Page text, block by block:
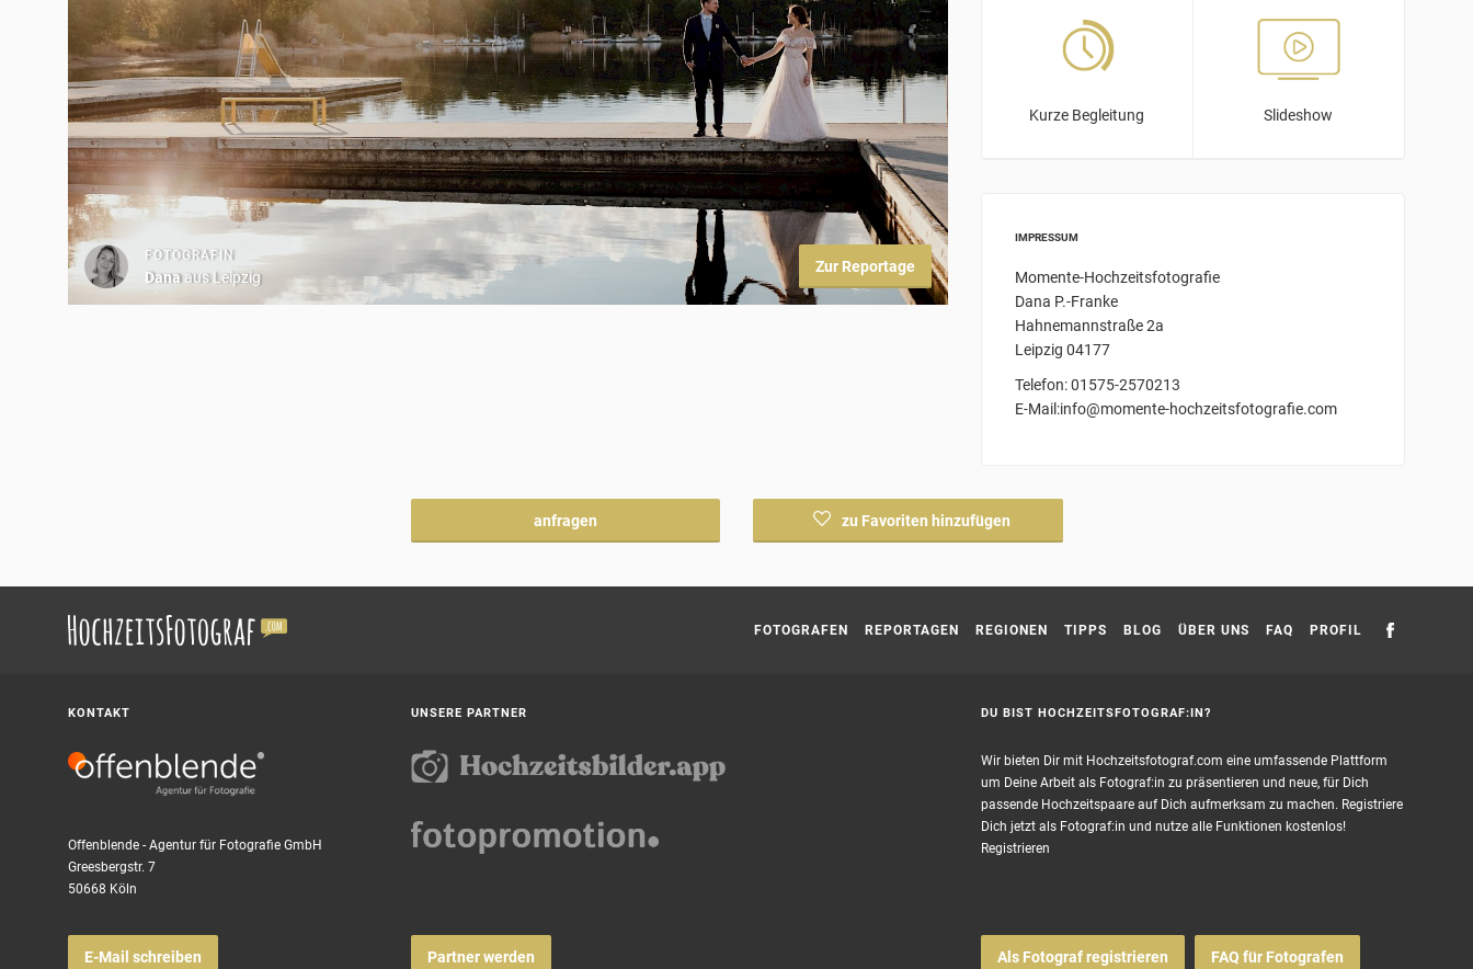
Zur Reportage
FOTOGRAFIN
Danaaus Leipzig
Kurze Begleitung Slideshow
IMPRESSUM
Momente-Hochzeitsfotografie
Dana P.-Franke
Hahnemannstraße 2a
Leipzig 04177
Telefon: 01575-2570213
E-Mail:info@momente-hochzeitsfotografie.com
anfragen zu Favoriten hinzufügen
FOTOGRAFEN REPORTAGEN REGIONEN TIPPS BLOG ÜBER UNS FAQ PROFIL
KONTAKT
Offenblende - Agentur für Fotografie GmbH
Greesbergstr. 7
50668 Köln
E-Mail schreiben
UNSERE PARTNER
Partner werden
DU BIST HOCHZEITSFOTOGRAF:IN?
Wir bieten Dir mit Hochzeitsfotograf.com eine umfassende Plattform
um Deine Arbeit als Fotograf:in zu präsentieren und neue, für Dich
passende Hochzeitspaare auf Dich aufmerksam zu machen. Registriere
Dich jetzt als Fotograf:in und nutze alle Funktionen kostenlos!
Registrieren
Als Fotograf registrieren FAQ für Fotografen